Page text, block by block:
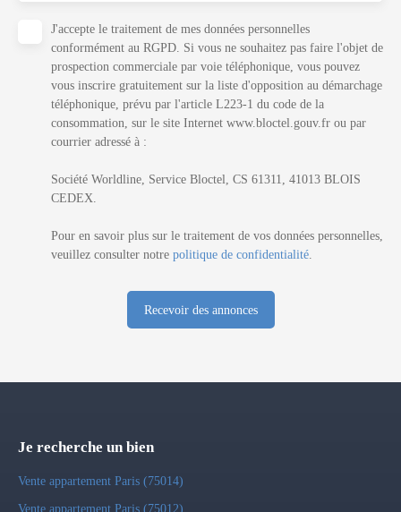
J'accepte le traitement de mes données personnelles
conformément au RGPD. Si vous ne souhaitez pas faire l'objet de
prospection commerciale par voie téléphonique, vous pouvez
vous inscrire gratuitement sur la liste d'opposition au démarchage
téléphonique, prévu par l'article L223-1 du code de la
consommation, sur le site Internet www.bloctel.gouv.fr ou par
courrier adressé à :
Société Worldline, Service Bloctel, CS 61311, 41013 BLOIS
CEDEX.
Pour en savoir plus sur le traitement de vos données personnelles,
veuillez consulter notre politique de confidentialité.
Recevoir des annonces
Je recherche un bien
Vente appartement Paris (75014)
Vente appartement Paris (75012)